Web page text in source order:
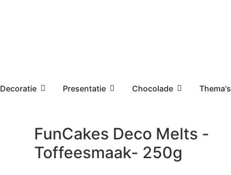
Decoratie Presentatie Chocolade Thema's
FunCakes Deco Melts -
Toffeesmaak- 250g